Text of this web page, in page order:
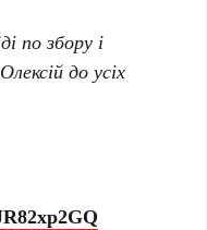
по збору і
до усіх